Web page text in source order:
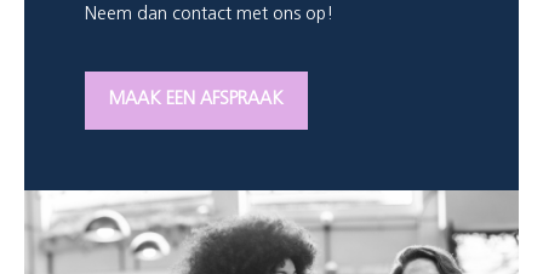
Neem dan contact met ons op!
MAAK EEN AFSPRAAK